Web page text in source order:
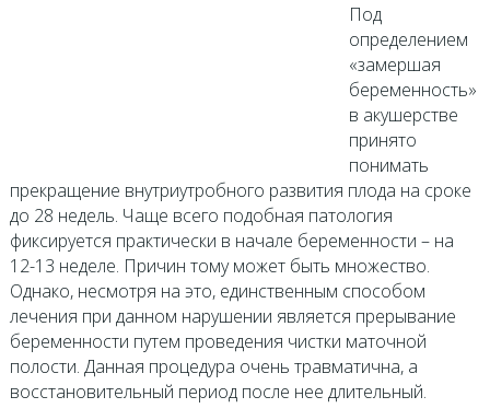
Под
определением
«замершая
беременность»
в акушерстве
принято
понимать
прекращение внутриутробного развития плода на сроке
до 28 недель. Чаще всего подобная патология
фиксируется практически в начале беременности – на
12-13 неделе. Причин тому может быть множество.
Однако, несмотря на это, единственным способом
лечения при данном нарушении является прерывание
беременности путем проведения чистки маточной
полости. Данная процедура очень травматична, а
восстановительный период после нее длительный.